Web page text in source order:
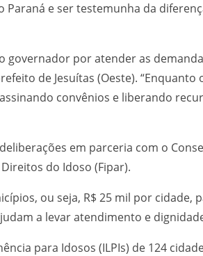
e ser testemunha da
por atender as
de Jesuítas (Oeste).
convênios e liberando
em parceria com o
do Idoso (Fipar).
ou seja, R$ 25 mil por
a levar atendimento e
para Idosos (ILPIs) de 124